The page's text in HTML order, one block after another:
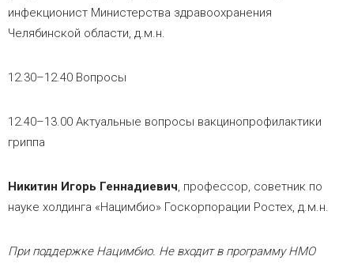
инфекционист Министерства здравоохранения
Челябинской области, д.м.н.
12.30–12.40 Вопросы
12.40–13.00 Актуальные вопросы вакцинопрофилактики
гриппа
Никитин Игорь Геннадиевич, профессор, советник по
науке холдинга «Нацимбио» Госкорпорации Ростех, д.м.н.
При поддержке Нацимбио. Не входит в программу НМО